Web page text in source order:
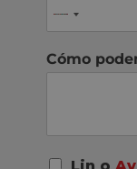
Cómo
A Lin o